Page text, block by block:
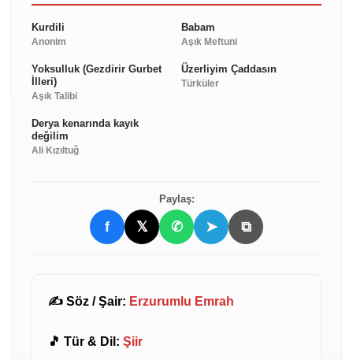
Kurdili
Anonim
Babam
Aşık Meftuni
Yoksulluk (Gezdirir Gurbet
İlleri)
Aşık Talibi
Üzerliyim Çaddasın
Türküler
Derya kenarında kayık
değilim
Ali Kızıltuğ
Paylaş:
f 𝕏 ✆ ➤ ⧉
✍️ Söz / Şair: Erzurumlu Emrah
🎵 Tür & Dil: Şiir